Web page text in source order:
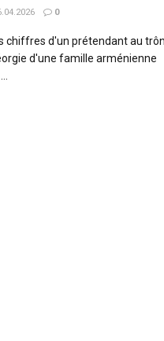
0
chiffres d'un prétendant au
d'une famille arménienne